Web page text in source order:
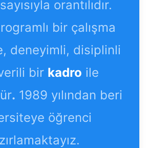
orantılıdır.
bir çalışma
deneyimli, disiplinli
bir kadro ile
. 1989 yılından beri
öğrenci